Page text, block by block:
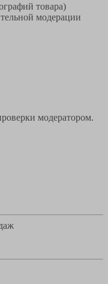
товара)
модерации
модератором.